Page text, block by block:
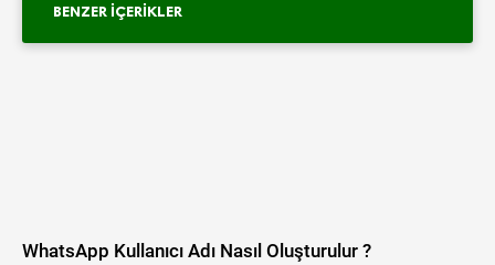
BENZER İÇERIKLER
WhatsApp Kullanıcı Adı Nasıl Oluşturulur ?